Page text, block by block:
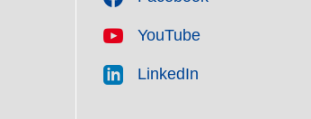
YouTube
LinkedIn